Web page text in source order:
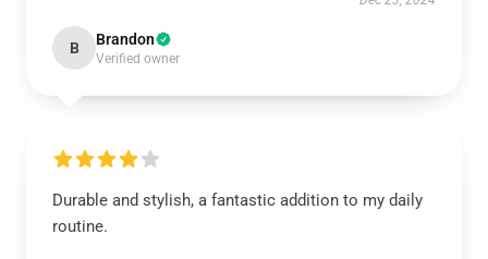
B Brandon
Verified owner
Durable and stylish, a fantastic addition to my daily
routine.